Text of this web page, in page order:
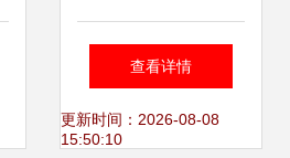
工业互联网实践与
数据服务应用
查看详情
更新时间：2026-08-08
15:50:10